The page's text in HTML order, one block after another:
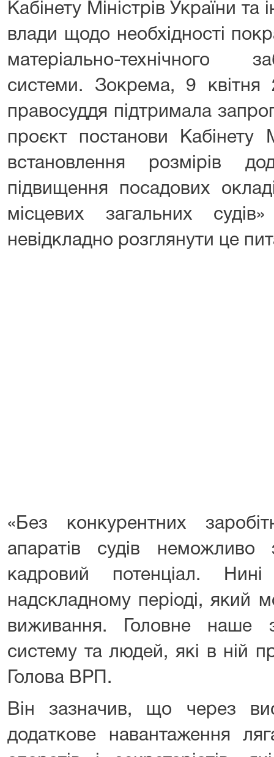
Кабінету Міністрів України
влади щодо необхідності
матеріально-технічного
системи. Зокрема, 9
правосуддя підтримала
проєкт постанови Кабінету
встановлення розмірів
підвищення посадових
місцевих загальних
невідкладно розглянути це
«Без конкурентних
апаратів судів неможливо
кадровий потенціал.
надскладному періоді, який
виживання. Головне наше
систему та людей, які в ній
Голова ВРП.
Він зазначив, що через
додаткове навантаження